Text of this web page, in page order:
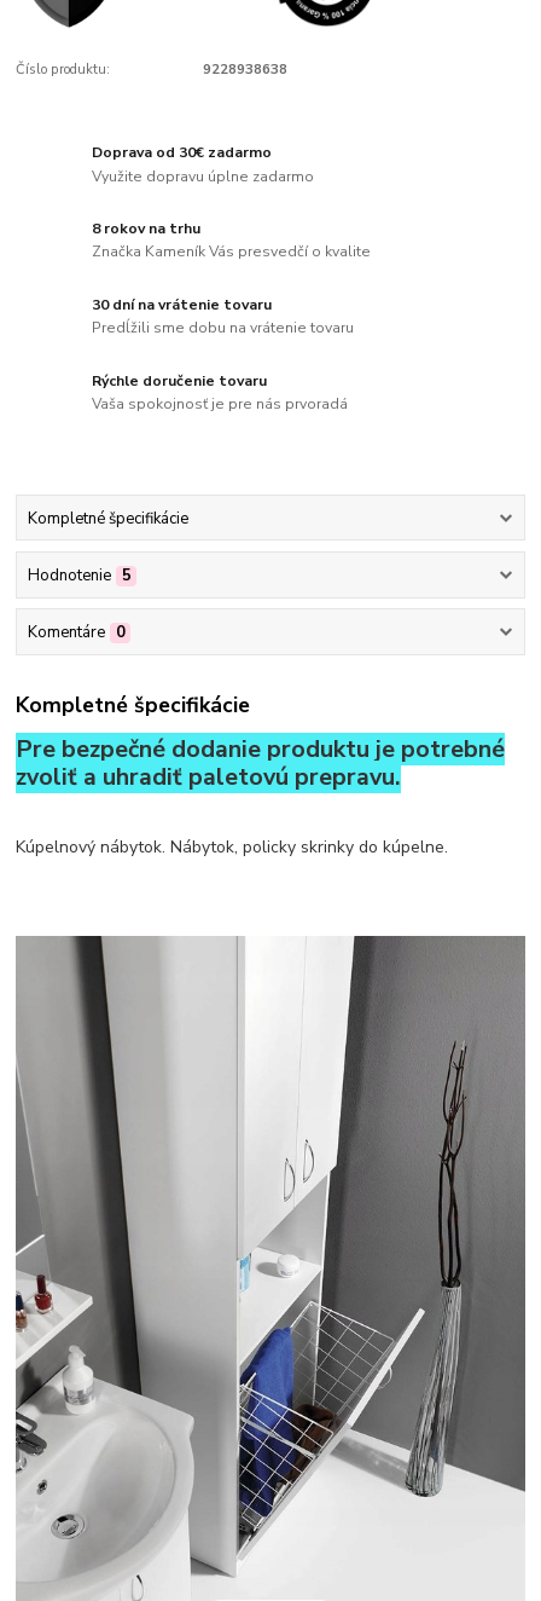
Číslo produktu: 9228938638
Doprava od 30€ zadarmo
Využite dopravu úplne zadarmo
8 rokov na trhu
Značka Kameník Vás presvedčí o kvalite
30 dní na vrátenie tovaru
Predĺžili sme dobu na vrátenie tovaru
Rýchle doručenie tovaru
Vaša spokojnosť je pre nás prvoradá
Kompletné špecifikácie
Hodnotenie 5
Komentáre 0
Kompletné špecifikácie
Pre bezpečné dodanie produktu je potrebné
zvoliť a uhradiť paletovú prepravu.
Kúpelnový nábytok. Nábytok, policky skrinky do kúpelne.